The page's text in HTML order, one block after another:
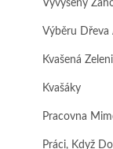
Vyvýšený
Výběru Dřeva
Kvašená
Kvašáky
Pracovna
Práci, Když